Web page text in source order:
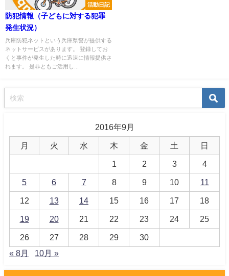
活動日記
防犯情報（子どもに対する犯罪
発生状況）
兵庫防犯ネットという兵庫県警が提供する
ネットサービスがあります。 登録してお
くと事件が発生した時に迅速に情報提供さ
れます。 是非ともご活用し...
2016年9月
月 火 水 木 金 土 日
1 2 3 4
5 6 7 8 9 10 11
12 13 14 15 16 17 18
19 20 21 22 23 24 25
26 27 28 29
30
« 8月
10月 »